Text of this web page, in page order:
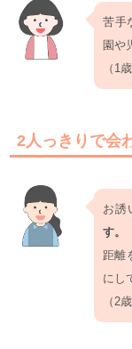
苦手
園や
（1
2人っきりで会
お誘
す。
距離
にし
（2